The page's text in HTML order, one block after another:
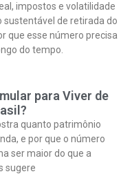
impostos e volatilidade
sustentável de retirada do
que esse número precisa
do tempo.
para Viver de
quanto patrimônio
e por que o número
ser maior do que a
sugere